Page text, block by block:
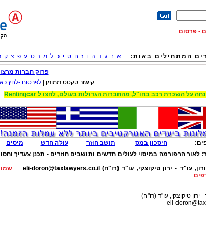
- פרסום
המתחילים באות: א ב ג ד ה ו ז ח ט י כ ל מ נ ס ע פ צ ק
פרוק חברות
קישור טקסט ממומן |לפרסום -לחץ
חיסכון במס תושב חוזר עולה חדש
מיסים
לאור הרפורמה במיסוי לעולים חדשים ותושבים חוזרים - תכנן צעדיך
עו"ד - ירון טיקוצקי, עו"ד (רו"ח) eli-doron@taxlawyers.co.il
- ירון טיקוצקי, עו"ד (רו"ח)
eli-